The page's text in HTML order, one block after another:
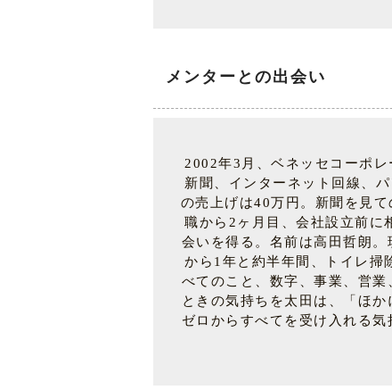
メンターとの出会い
2002年3月、ベネッセコーポ
新聞、インターネット回線、
の売上げは40万円。新聞を見
職から2ヶ月目、会社設立前に
会いを得る。名前は高田哲朗
から1年と約半年間、トイレ掃
べてのこと、数字、事業、営
ときの気持ちを太田は、「ほ
ゼロからすべてを受け入れる